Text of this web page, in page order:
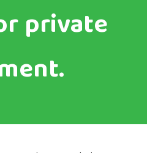
private